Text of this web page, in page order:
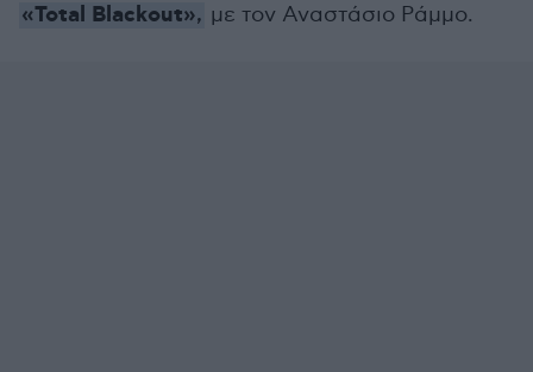
«Total Blackout», με τον Αναστάσιο Ράμμο.